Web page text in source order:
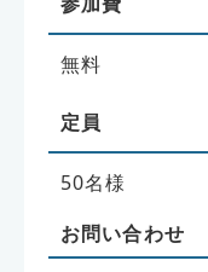
無料
定員
50名様
お問い合わせ